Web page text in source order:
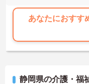
あなたにおすす
静岡県の介護・福